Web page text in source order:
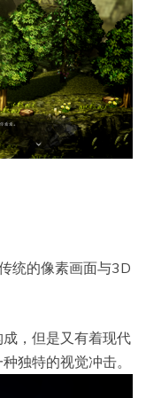
统的像素画面与3D
，但是又有着现代
独特的视觉冲击。